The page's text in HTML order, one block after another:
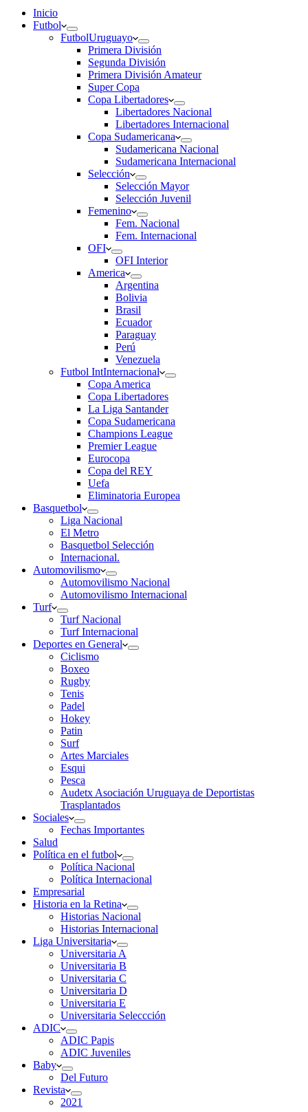
Inicio
Futbol
FutbolUruguayo
Primera División
Segunda División
Primera División Amateur
Super Copa
Copa Libertadores
Libertadores Nacional
Libertadores Internacional
Copa Sudamericana
Sudamericana Nacional
Sudamericana Internacional
Selección
Selección Mayor
Selección Juvenil
Femenino
Fem. Nacional
Fem. Internacional
OFI
OFI Interior
America
Argentina
Bolivia
Brasil
Ecuador
Paraguay
Perú
Venezuela
Futbol IntInternacional
Copa America
Copa Libertadores
La Liga Santander
Copa Sudamericana
Champions League
Premier League
Eurocopa
Copa del REY
Uefa
Eliminatoria Europea
Basquetbol
Liga Nacional
El Metro
Basquetbol Selección
Internacional.
Automovilismo
Automovilismo Nacional
Automovilismo Internacional
Turf
Turf Nacional
Turf Internacional
Deportes en General
Ciclismo
Boxeo
Rugby
Tenis
Padel
Hokey
Patin
Surf
Artes Marciales
Esqui
Pesca
Audetx Asociación Uruguaya de Deportistas
Trasplantados
Sociales
Fechas Importantes
Salud
Política en el futbol
Política Nacional
Política Internacional
Empresarial
Historia en la Retina
Historias Nacional
Historias Internacional
Liga Universitaria
Universitaria A
Universitaria B
Universitaria C
Universitaria D
Universitaria E
Universitaria Seleccción
ADIC
ADIC Papis
ADIC Juveniles
Baby
Del Futuro
Revista
2021